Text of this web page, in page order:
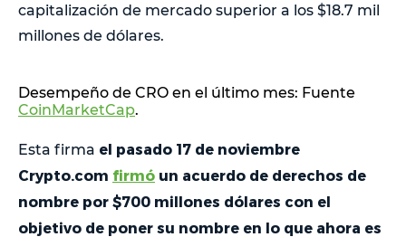
capitalización de mercado superior a los $18.7 mil
millones de dólares.
Desempeño de CRO en el último mes: Fuente
CoinMarketCap.
Esta firma el pasado 17 de noviembre
Crypto.com firmó un acuerdo de derechos de
nombre por $700 millones dólares con el
objetivo de poner su nombre en lo que ahora es